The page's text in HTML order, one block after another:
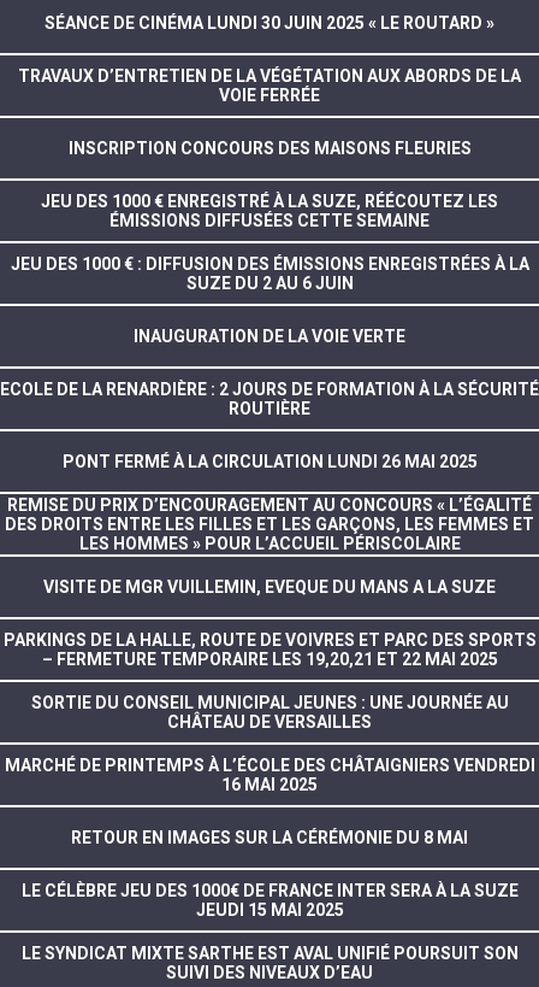
SÉANCE DE CINÉMA LUNDI 30 JUIN 2025 « LE ROUTARD »
TRAVAUX D’ENTRETIEN DE LA VÉGÉTATION AUX ABORDS DE LA
VOIE FERRÉE
INSCRIPTION CONCOURS DES MAISONS FLEURIES
JEU DES 1000 € ENREGISTRÉ À LA SUZE, RÉÉCOUTEZ LES
ÉMISSIONS DIFFUSÉES CETTE SEMAINE
JEU DES 1000 € : DIFFUSION DES ÉMISSIONS ENREGISTRÉES À LA
SUZE DU 2 AU 6 JUIN
INAUGURATION DE LA VOIE VERTE
ECOLE DE LA RENARDIÈRE : 2 JOURS DE FORMATION À LA SÉCURITÉ
ROUTIÈRE
PONT FERMÉ À LA CIRCULATION LUNDI 26 MAI 2025
REMISE DU PRIX D’ENCOURAGEMENT AU CONCOURS « L’ÉGALITÉ
DES DROITS ENTRE LES FILLES ET LES GARÇONS, LES FEMMES ET
LES HOMMES » POUR L’ACCUEIL PÉRISCOLAIRE
VISITE DE MGR VUILLEMIN, EVEQUE DU MANS A LA SUZE
PARKINGS DE LA HALLE, ROUTE DE VOIVRES ET PARC DES SPORTS
– FERMETURE TEMPORAIRE LES 19,20,21 ET 22 MAI 2025
SORTIE DU CONSEIL MUNICIPAL JEUNES : UNE JOURNÉE AU
CHÂTEAU DE VERSAILLES
MARCHÉ DE PRINTEMPS À L’ÉCOLE DES CHÂTAIGNIERS VENDREDI
16 MAI 2025
RETOUR EN IMAGES SUR LA CÉRÉMONIE DU 8 MAI
LE CÉLÈBRE JEU DES 1000€ DE FRANCE INTER SERA À LA SUZE
JEUDI 15 MAI 2025
LE SYNDICAT MIXTE SARTHE EST AVAL UNIFIÉ POURSUIT SON
SUIVI DES NIVEAUX D’EAU